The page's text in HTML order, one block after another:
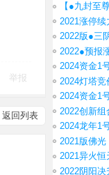
举报
返回列表
【●九封至
2021涨停
2022版●三
2022●预报
2024资金1
2024灯塔
2024资金1
2022创新
2024龙年1
2021版佛
2021异火
2022阴阳